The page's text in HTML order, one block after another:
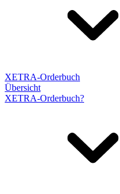
XETRA-Orderbuch
Übersicht
XETRA-Orderbuch?